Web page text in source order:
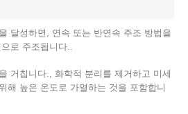
달성하면, 연속 또는 반연속 주조 방법을
로 주조됩니다..
거칩니다., 화학적 분리를 제거하고 미세
해 높은 온도로 가열하는 것을 포함합니